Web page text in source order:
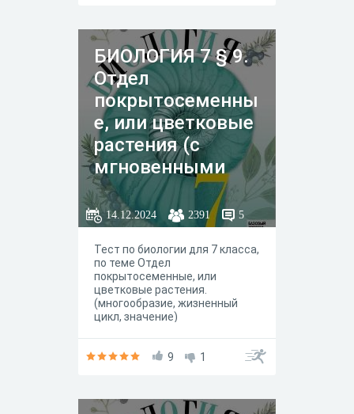
БИОЛОГИЯ 7 § 9.
Отдел
покрытосеменны
е, или цветковые
растения (с
мгновенными
ответами)
14.12.2024 2391 5
Тест по биологии для 7 класса,
по теме Отдел
покрытосеменные, или
цветковые растения.
(многообразие, жизненный
цикл, значение)
9 1